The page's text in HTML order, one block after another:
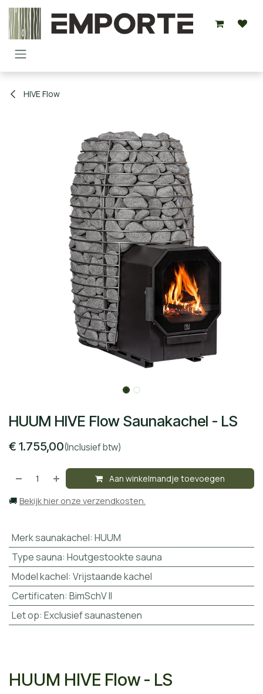
Overslaan naar inhoud
HIVE Flow
HUUM HIVE Flow Saunakachel - LS
€ 1.755,00(Inclusief btw)
Aan winkelmandje toevoegen
🚚 Bekijk hier onze verzendkosten.
Merk saunakachel: HUUM
Type sauna: Houtgestookte sauna
Model kachel: Vrijstaande kachel
Certificaten: BimSchV II
Let op: Exclusief saunastenen
HUUM HIVE Flow - LS